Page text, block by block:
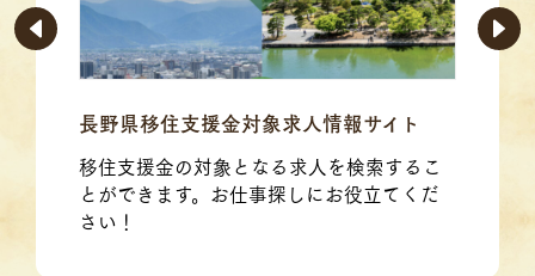
長野県移住支援金対象求人情報サイト
移住支援金の対象となる求人を検索するこ
とができます。お仕事探しにお役立てくだ
さい！